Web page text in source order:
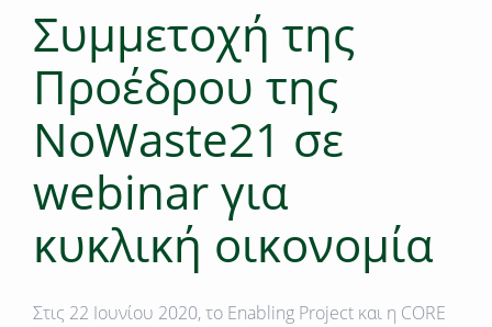
Συμμετοχή της
Προέδρου της
NoWaste21 σε
webinar για
κυκλική οικονομία
Στις 22 Ιουνίου 2020, το Enabling Project και η CORE